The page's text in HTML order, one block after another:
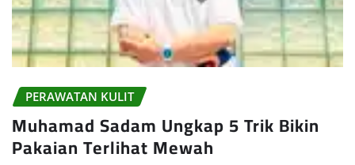
PERAWATAN KULIT
Muhamad Sadam Ungkap 5 Trik Bikin
Pakaian Terlihat Mewah